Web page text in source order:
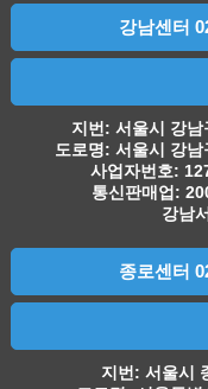
강남센터
지번: 서울시 강
도로명: 서울시 강
사업자번호:
통신판매업:
강남
종로센터
지번: 서울시